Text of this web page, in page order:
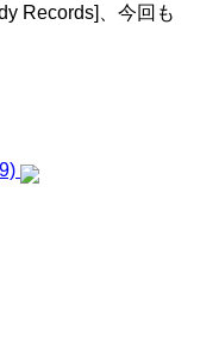
Records]、今回も